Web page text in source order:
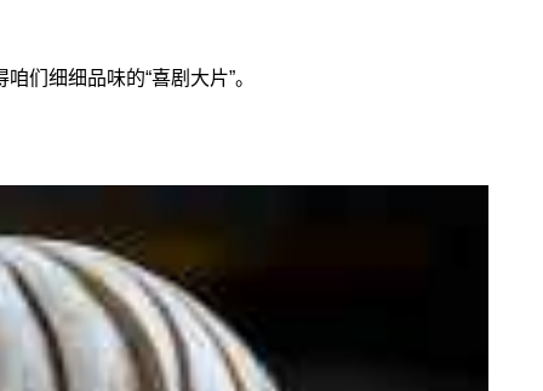
们细细品味的“喜剧大片”。